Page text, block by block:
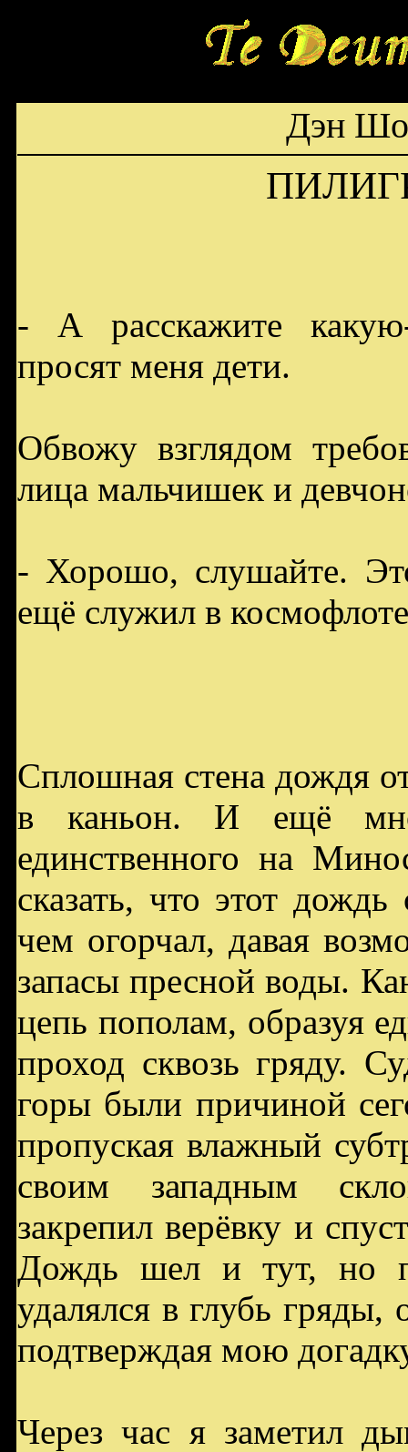
Дэн
- А расскажите
просят меня дети.
Обвожу взглядом
лица мальчишек и
- Хорошо, слушайте.
ещё служил в
Сплошная стена дождя
в каньон. И ещё
единственного на
сказать, что этот
чем огорчал, давая
запасы пресной воды.
цепь пополам, образуя
проход сквозь гряду.
горы были причиной
пропуская влажный
своим западным
закрепил верёвку и
Дождь шел и тут, но
удалялся в глубь гряды,
подтверждая мою
Через час я заметил